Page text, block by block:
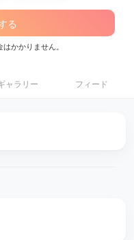
る
かかりません。
ャラリー フィード